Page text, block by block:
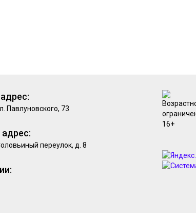
Павлуновского, 73
переулок, д. 8